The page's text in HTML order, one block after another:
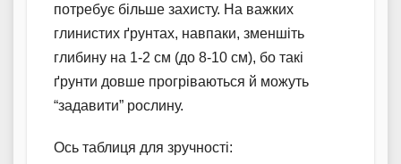
потребує більше захисту. На важких
глинистих ґрунтах, навпаки, зменшіть
глибину на 1-2 см (до 8-10 см), бо такі
ґрунти довше прогріваються й можуть
“задавити” рослину.
Ось таблиця для зручності: